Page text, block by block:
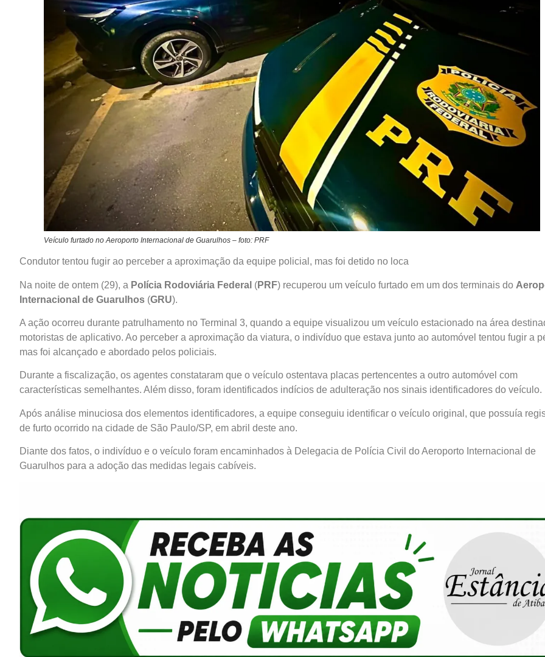
Veículo furtado no Aeroporto Internacional de Guarulhos – foto: PRF
Condutor tentou fugir ao perceber a aproximação da equipe policial, mas foi detido no loca
Na noite de ontem (29), a Polícia Rodoviária Federal (PRF) recuperou um veículo furtado em um dos terminais do
Internacional de Guarulhos (GRU).
A ação ocorreu durante patrulhamento no Terminal 3, quando a equipe visualizou um veículo estacionado na área
motoristas de aplicativo. Ao perceber a aproximação da viatura, o indivíduo que estava junto ao automóvel tentou fugir a
mas foi alcançado e abordado pelos policiais.
Durante a fiscalização, os agentes constataram que o veículo ostentava placas pertencentes a outro automóvel com
características semelhantes. Além disso, foram identificados indícios de adulteração nos sinais identificadores do veículo.
Após análise minuciosa dos elementos identificadores, a equipe conseguiu identificar o veículo original, que possuía
de furto ocorrido na cidade de São Paulo/SP, em abril deste ano.
Diante dos fatos, o indivíduo e o veículo foram encaminhados à Delegacia de Polícia Civil do Aeroporto Internacional de
Guarulhos para a adoção das medidas legais cabíveis.